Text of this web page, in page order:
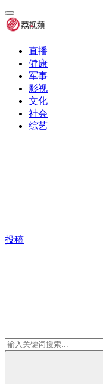
直播
健康
军事
影视
文化
社会
综艺
投稿